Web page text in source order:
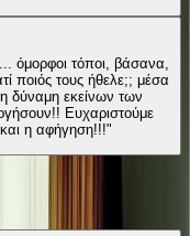
ποιός τους ήθελε;; μέσα
δύναμη εκείνων των
Ευχαριστούμε
η αφήγηση!!!"